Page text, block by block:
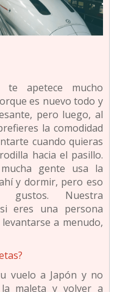
apetece mucho
es nuevo todo y
pero luego, al
la comodidad
cuando quieras
hacia el pasillo.
gente usa la
y dormir, pero eso
Nuestra
eres una persona
a menudo,
vuelo a Japón y no
maleta y volver a